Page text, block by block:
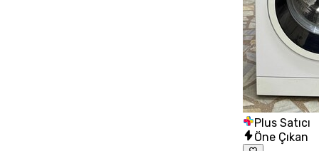
Plus Satıcı
Öne Çıkan